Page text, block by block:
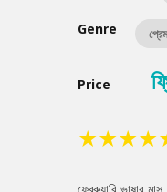
Genre প্রেম
Price
★★★★
Product